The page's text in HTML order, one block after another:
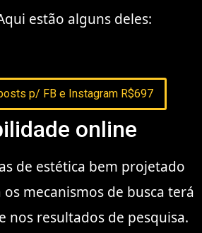
estão alguns deles:
p/ FB e Instagram R$697
online
de estética bem projetado
mecanismos de busca terá
nos resultados de pesquisa.